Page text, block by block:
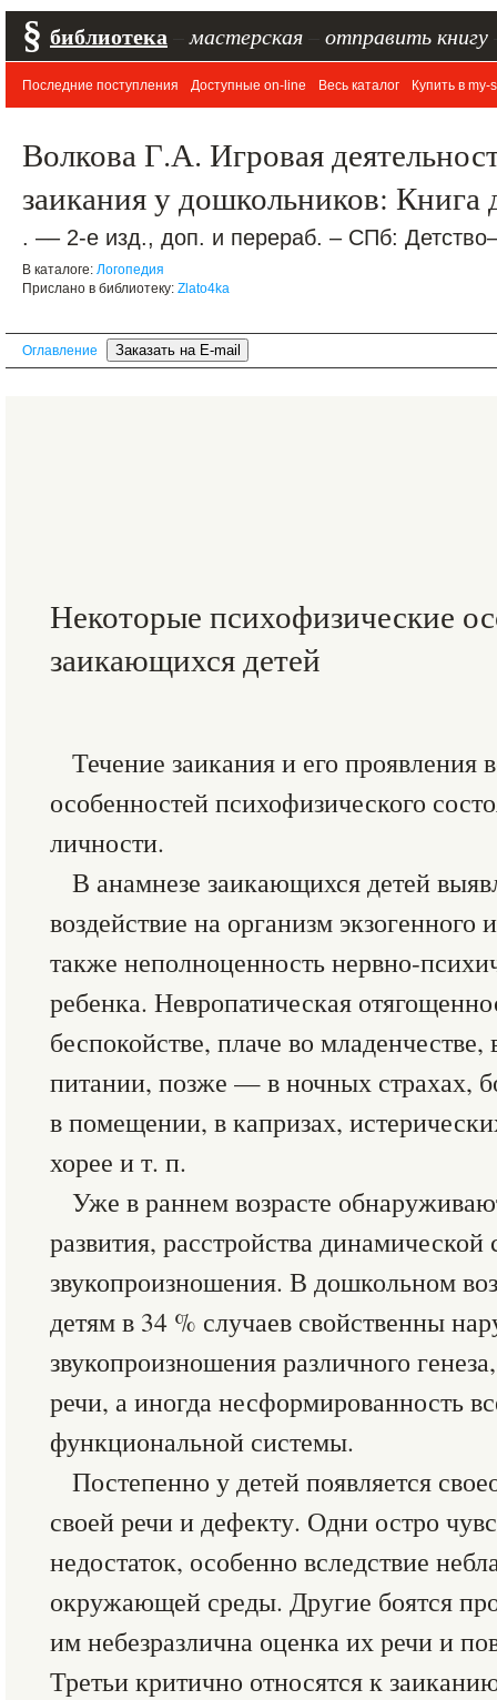
§ библиотека мастерская отправить книгу
Последние поступления Доступные on-line Весь каталог Купить в my-
Волкова Г.А. Игровая
заикания у дошкольников: Книга
. –– 2-е изд., доп. и перераб. – СПб:
В каталоге: Логопедия
Прислано в библиотеку: Zlato4ka
Оглавление
Некоторые психофизические
заикающихся детей
Течение заикания и его проявления
особенностей психофизического
личности.
В анамнезе заикающихся детей
воздействие на организм экзогенного
также неполноценность нервно-
ребенка. Невропатическая
беспокойстве, плаче во
питании, позже — в ночных страхах,
в помещении, в капризах,
хорее и т. п.
Уже в раннем возрасте
развития, расстройства
звукопроизношения. В дошкольном
детям в 34 % случаев свойственны
звукопроизношения различного
речи, а иногда несформированность
функциональной системы.
Постепенно у детей появляется
своей речи и дефекту. Одни остро
недостаток, особенно вследствие
окружающей среды. Другие боятся
им небезразлична оценка их речи и
Третьи критично относятся к